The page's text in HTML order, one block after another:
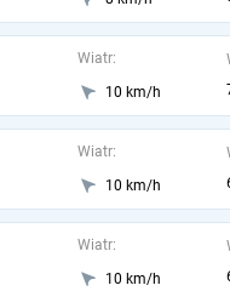
Wiatr:
10 km/h
Wiatr:
10 km/h
Wiatr:
10 km/h